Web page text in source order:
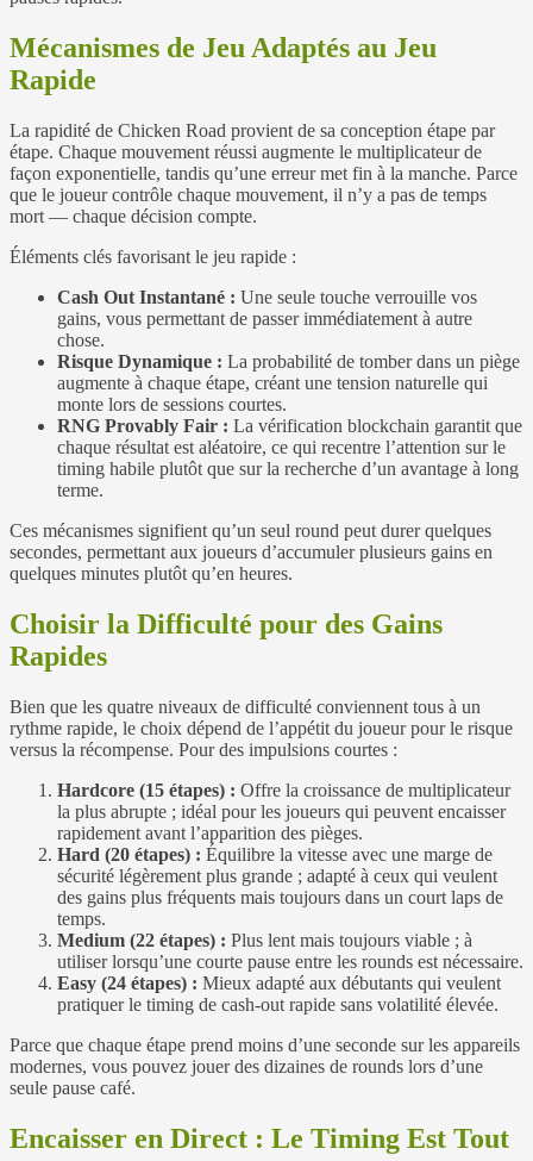
Mécanismes de Jeu Adaptés au Jeu
Rapide
La rapidité de Chicken Road provient de sa conception étape par
étape. Chaque mouvement réussi augmente le multiplicateur de
façon exponentielle, tandis qu’une erreur met fin à la manche. Parce
que le joueur contrôle chaque mouvement, il n’y a pas de temps
mort — chaque décision compte.
Éléments clés favorisant le jeu rapide :
Cash Out Instantané : Une seule touche verrouille vos
gains, vous permettant de passer immédiatement à autre
chose.
Risque Dynamique : La probabilité de tomber dans un piège
augmente à chaque étape, créant une tension naturelle qui
monte lors de sessions courtes.
RNG Provably Fair : La vérification blockchain garantit que
chaque résultat est aléatoire, ce qui recentre l’attention sur le
timing habile plutôt que sur la recherche d’un avantage à long
terme.
Ces mécanismes signifient qu’un seul round peut durer quelques
secondes, permettant aux joueurs d’accumuler plusieurs gains en
quelques minutes plutôt qu’en heures.
Choisir la Difficulté pour des Gains
Rapides
Bien que les quatre niveaux de difficulté conviennent tous à un
rythme rapide, le choix dépend de l’appétit du joueur pour le risque
versus la récompense. Pour des impulsions courtes :
Hardcore (15 étapes) : Offre la croissance de multiplicateur
la plus abrupte ; idéal pour les joueurs qui peuvent encaisser
rapidement avant l’apparition des pièges.
Hard (20 étapes) : Équilibre la vitesse avec une marge de
sécurité légèrement plus grande ; adapté à ceux qui veulent
des gains plus fréquents mais toujours dans un court laps de
temps.
Medium (22 étapes) : Plus lent mais toujours viable ; à
utiliser lorsqu’une courte pause entre les rounds est nécessaire.
Easy (24 étapes) : Mieux adapté aux débutants qui veulent
pratiquer le timing de cash‑out rapide sans volatilité élevée.
Parce que chaque étape prend moins d’une seconde sur les appareils
modernes, vous pouvez jouer des dizaines de rounds lors d’une
seule pause café.
Encaisser en Direct : Le Timing Est Tout